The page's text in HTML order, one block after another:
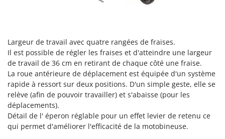
Soufreuses - Poudreuses à dos
Soufreuses - Poudreuses pour tracteur
T
Taille-haies
Taille-haies à bras pour tracteur
Tarières
Tondeuses à Gazon
Kasco
Kemper
Keter
KitchenAid
Komo
L
Laica
Largeur de travail avec quatre rangées de fraises.
Il est possible de régler les fraises et d'atteindre une largeur
de travail de 36 cm en retirant de chaque côté une fraise.
La roue antérieure de déplacement est équipée d'un système
rapide à ressort sur deux positions. D'un simple geste, elle se
relève (afin de pouvoir travailler) et s'abaisse (pour les
déplacements).
Détail de l' éperon réglable pour un effet levier de retenu ce
qui permet d'améliorer l'efficacité de la motobineuse.